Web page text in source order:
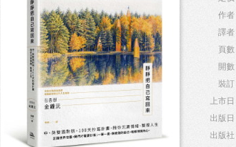
作者
譯者
頁數
開數
裝訂
上市日
出版日
出版社